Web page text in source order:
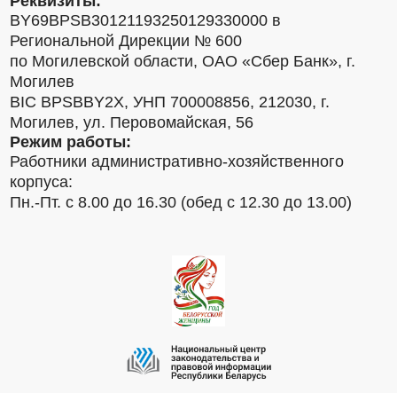
BY69BPSB30121193250129330000 в
Региональной Дирекции № 600
по Могилевской области, ОАО «Сбер Банк», г.
Могилев
BIC BPSBBY2X, УНП 700008856, 212030, г.
Могилев, ул. Перовомайская, 56
Режим работы:
Работники административно-хозяйственного
корпуса:
Пн.-Пт. с 8.00 до 16.30 (обед с 12.30 до 13.00)